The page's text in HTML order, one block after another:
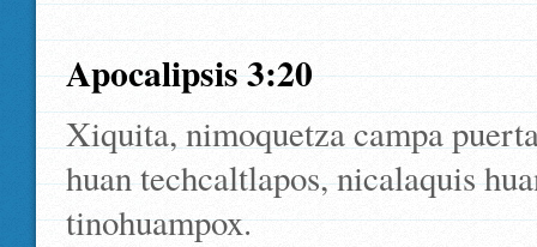
Apocalipsis 3:20
Xiquita, nimoquetza campa
huan techcaltlapos, nicalaquis
tinohuampox.